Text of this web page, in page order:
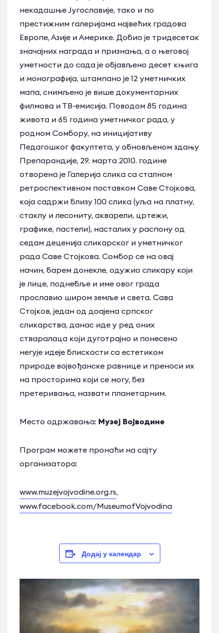
некадашње Југославије, тако и по
престижним галеријама највећих градова
Европе, Азије и Америке. Добио је тридесетак
значајних награда и признања, а о његовој
уметности до сада је објављено десет књига
и монографија, штампано је 12 уметничких
мапа, снимљено је више документарних
филмова и ТВ-емисија. Поводом 85 година
живота и 65 година уметничког рада, у
родном Сомбору, на иницијативу
Педагошког факултета, у обновљеном здању
Препарандије, 29. марта 2010. године
отворена је Галерија слика са сталном
ретроспективном поставком Саве Стојкова,
која садржи близу 100 слика (уља на платну,
стаклу и лесониту, акварели, цртежи,
графике, пастели), насталих у распону од
седам деценија сликарског и уметничког
рада Саве Стојкова. Сомбор се на овај
начин, барем донекле, одужио сликару који
је лице, поднебље и име овог града
прославио широм земље и света. Сава
Стојков, један од доајена српског
сликарства, данас иде у ред оних
стваралаца који дуготрајно и понесено
негује идеје блискости са естетиком
природе војвођанске равнице и преноси их
на просторима који се могу, без
претеривања, назвати планетарним.
Место одржавања: Музеј Војводине
Програм можете пронаћи на сајту
организатора:
www.muzejvojvodine.org.rs,
www.facebook.com/MuseumofVojvodina
Додај у календар